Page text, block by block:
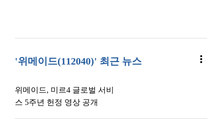
'위메이드(112040)' 최근 뉴스 more_vert
위메이드, 미르4 글로벌 서비
스 5주년 헌정 영상 공개